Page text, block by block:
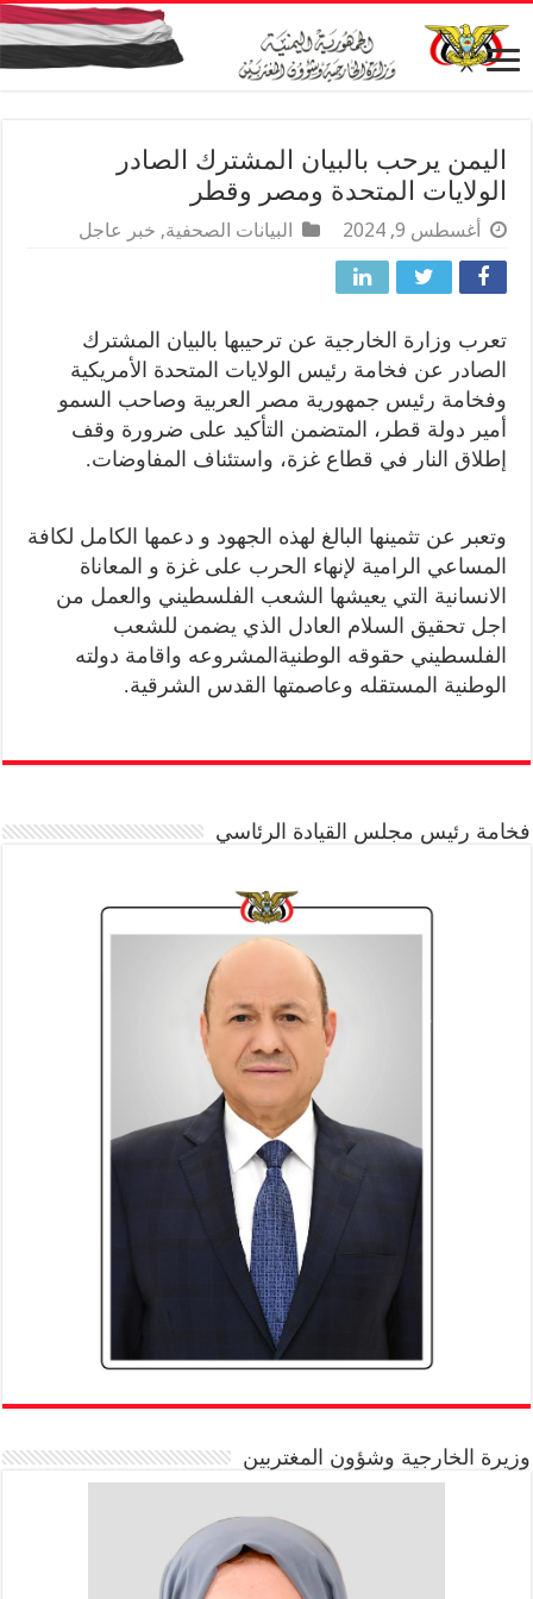
اليمن يرحب بالبيان المشترك الصادر
الولايات المتحدة ومصر وقطر
أغسطس 9, 2024 البيانات الصحفية, خبر عاجل
تعرب وزارة الخارجية عن ترحيبها بالبيان المشترك
الصادر عن فخامة رئيس الولايات المتحدة الأمريكية
وفخامة رئيس جمهورية مصر العربية وصاحب السمو
أمير دولة قطر، المتضمن التأكيد على ضرورة وقف
إطلاق النار في قطاع غزة، واستئناف المفاوضات.
وتعبر عن تثمينها البالغ لهذه الجهود و دعمها الكامل لكافة
المساعي الرامية لإنهاء الحرب على غزة و المعاناة
الانسانية التي يعيشها الشعب الفلسطيني والعمل من
اجل تحقيق السلام العادل الذي يضمن للشعب
الفلسطيني حقوقه الوطنيةالمشروعه واقامة دولته
الوطنية المستقله وعاصمتها القدس الشرقية.
فخامة رئيس مجلس القيادة الرئاسي
وزيرة الخارجية وشؤون المغتربين